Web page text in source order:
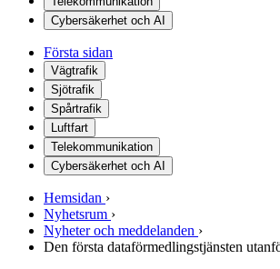
Cybersäkerhet och AI
Första sidan
Vägtrafik
Sjötrafik
Spårtrafik
Luftfart
Telekommunikation
Cybersäkerhet och AI
Hemsidan ›
Nyhetsrum ›
Nyheter och meddelanden ›
Den första dataförmedlingstjänsten